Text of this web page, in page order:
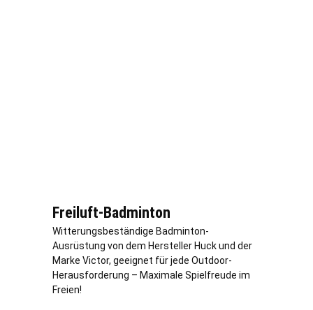
Freiluft-Badminton
Witterungsbeständige Badminton-
Ausrüstung von dem Hersteller Huck und der
Marke Victor, geeignet für jede Outdoor-
Herausforderung – Maximale Spielfreude im
Freien!